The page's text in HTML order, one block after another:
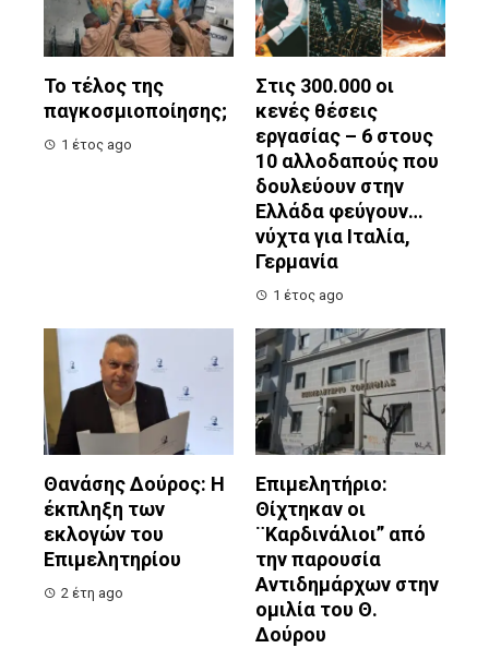
Το τέλος της
παγκοσμιοποίησης;
1 έτος ago
Στις 300.000 οι
κενές θέσεις
εργασίας – 6 στους
10 αλλοδαπούς που
δουλεύουν στην
Ελλάδα φεύγουν…
νύχτα για Ιταλία,
Γερμανία
1 έτος ago
Θανάσης Δούρος: Η
έκπληξη των
εκλογών του
Επιμελητηρίου
2 έτη ago
Επιμελητήριο:
Θίχτηκαν οι
¨Καρδινάλιοι” από
την παρουσία
Αντιδημάρχων στην
ομιλία του Θ.
Δούρου